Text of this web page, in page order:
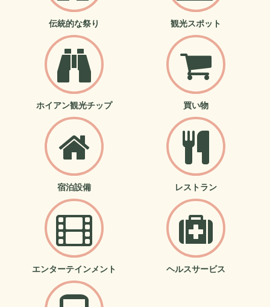
伝統的な祭り 観光スポット
ホイアン観光チップ 買い物
宿泊設備 レストラン
エンターテインメント ヘルスサービス